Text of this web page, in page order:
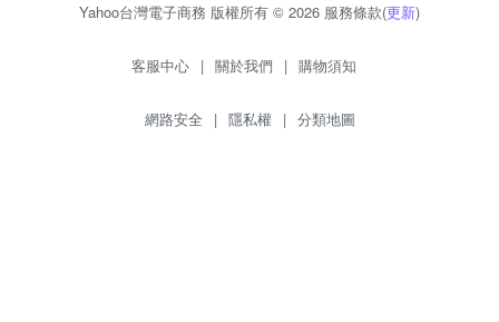
Yahoo台灣電子商務 版權所有 © 2026 服務條款(更新)
客服中心 | 關於我們 | 購物須知
網路安全 | 隱私權 | 分類地圖